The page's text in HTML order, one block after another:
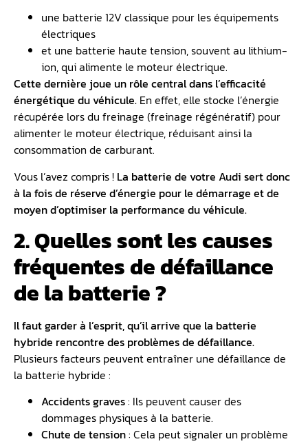
une batterie 12V classique pour les équipements
électriques
et une batterie haute tension, souvent au lithium-
ion, qui alimente le moteur électrique.
Cette dernière joue un rôle central dans l’efficacité
énergétique du véhicule. En effet, elle stocke l’énergie
récupérée lors du freinage (freinage régénératif) pour
alimenter le moteur électrique, réduisant ainsi la
consommation de carburant.
Vous l’avez compris ! La batterie de votre Audi sert donc
à la fois de réserve d’énergie pour le démarrage et de
moyen d’optimiser la performance du véhicule.
2. Quelles sont les causes
fréquentes de défaillance
de la batterie ?
Il faut garder à l’esprit, qu’il arrive que la batterie
hybride rencontre des problèmes de défaillance.
Plusieurs facteurs peuvent entraîner une défaillance de
la batterie hybride :
Accidents graves: Ils peuvent causer des
dommages physiques à la batterie.
Chute de tension: Cela peut signaler un problème